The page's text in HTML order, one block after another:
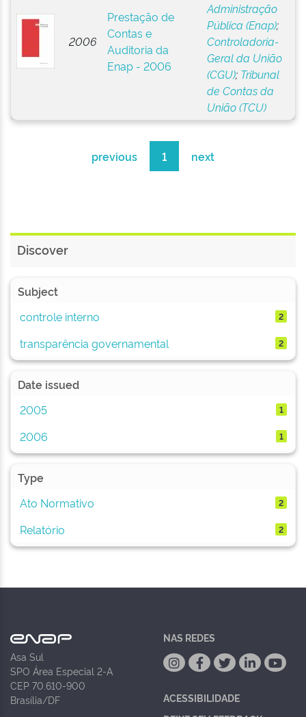
2006
Prestação de
Contas e
Auditoria da
Enap - 2006
Administração
Pública (Enap);
Controladoria-
Geral da União
(CGU); Tribunal
de Contas da
União (TCU)
previous 1 next
Discover
Subject
controle interno
2
transparência governamental 2
Date issued
2005
1
2006 1
Type
Ato Normativo
2
Relatório 2
Asa Sul
SPO Área Especial 2-A
CEP 70.610-900
Brasília/DF
NAS REDES
ACESSIBILIDADE